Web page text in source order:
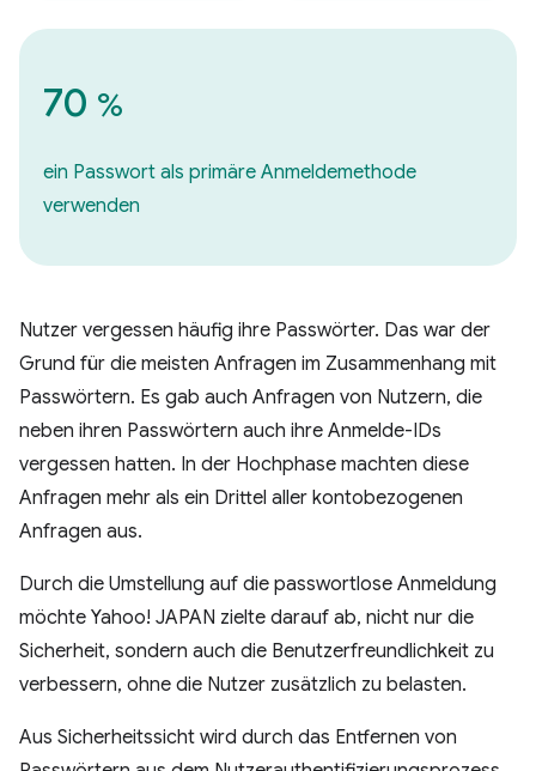
70 %
ein Passwort als primäre Anmeldemethode
verwenden
Nutzer vergessen häufig ihre Passwörter. Das war der
Grund für die meisten Anfragen im Zusammenhang mit
Passwörtern. Es gab auch Anfragen von Nutzern, die
neben ihren Passwörtern auch ihre Anmelde-IDs
vergessen hatten. In der Hochphase machten diese
Anfragen mehr als ein Drittel aller kontobezogenen
Anfragen aus.
Durch die Umstellung auf die passwortlose Anmeldung
möchte Yahoo! JAPAN zielte darauf ab, nicht nur die
Sicherheit, sondern auch die Benutzerfreundlichkeit zu
verbessern, ohne die Nutzer zusätzlich zu belasten.
Aus Sicherheitssicht wird durch das Entfernen von